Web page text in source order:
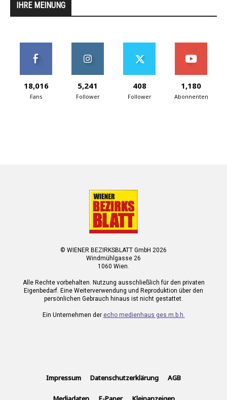
IHRE MEINUNG
18,016
Fans
5,241
Follower
408
Follower
1,180
Abonnenten
© WIENER BEZIRKSBLATT GmbH 2026
Windmühlgasse 26
1060 Wien.
Alle Rechte vorbehalten. Nutzung ausschließlich für den privaten
Eigenbedarf. Eine Weiterverwendung und Reproduktion über den
persönlichen Gebrauch hinaus ist nicht gestattet.
Ein Unternehmen der echo medienhaus ges.m.b.h.
Impressum Datenschutzerklärung AGB